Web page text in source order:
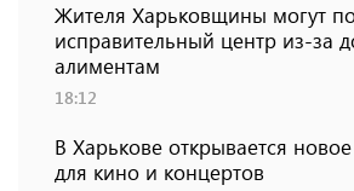
Жителя Харьковщины могут
исправительный центр из-за
алиментам
18:12
В Харькове открывается
для кино и концертов